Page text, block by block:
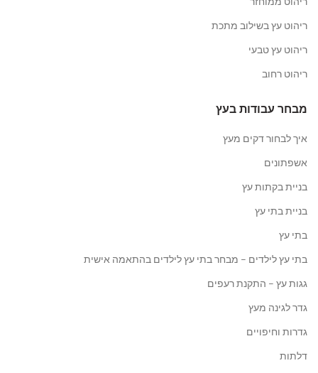
ריהוט עץ בשילוב מתכת
ריהוט עץ טבעי
ריהוט רחוב
מבחר עבודות בעץ
איך לבחור דקים מעץ
אשפתונים
בניית בקתות עץ
בניית בתי עץ
בתי עץ
בתי עץ לילדים – מבחר בתי עץ לילדים בהתאמה אישית
גגות עץ – התקנת רעפים
גדר לגינה מעץ
גדרות וחיפויים
דלתות